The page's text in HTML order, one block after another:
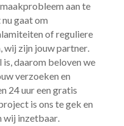
aan te
gaat om
of reguliere
wij zijn jouw partner.​
daarom beloven we
verzoeken en
24 uur een gratis
is ons te gek en
wij inzetbaar.​